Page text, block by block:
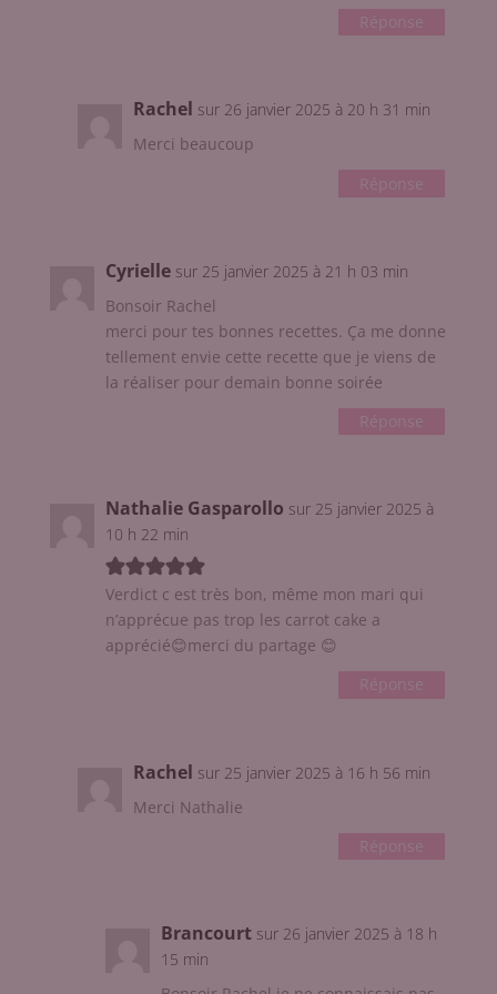
Réponse
Rachel sur 26 janvier 2025 à 20 h 31 min
Merci beaucoup
Réponse
Cyrielle sur 25 janvier 2025 à 21 h 03 min
Bonsoir Rachel
merci pour tes bonnes recettes. Ça me donne
tellement envie cette recette que je viens de
la réaliser pour demain bonne soirée
Réponse
Nathalie Gasparollo sur 25 janvier 2025 à
10 h 22 min
Verdict c est très bon, même mon mari qui
n’apprécue pas trop les carrot cake a
apprécié😊merci du partage 😊
Réponse
Rachel sur 25 janvier 2025 à 16 h 56 min
Merci Nathalie
Réponse
Brancourt sur 26 janvier 2025 à 18 h
15 min